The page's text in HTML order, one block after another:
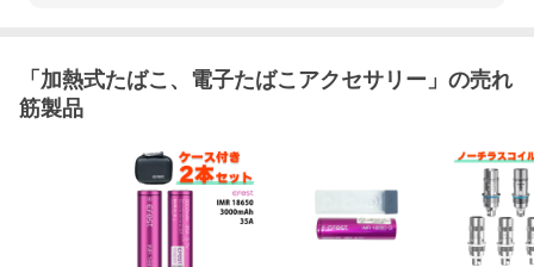
「 加熱式たばこ、電子たばこアクセサリー 」の売れ
筋製品